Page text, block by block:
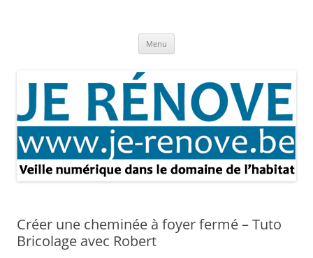
Menu
Créer une cheminée à foyer fermé – Tuto
Bricolage avec Robert